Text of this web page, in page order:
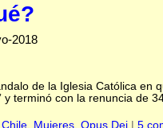
2018
de la Iglesia Católica en
y terminó con la renuncia de
Chile, Mujeres, Opus Dei| 5